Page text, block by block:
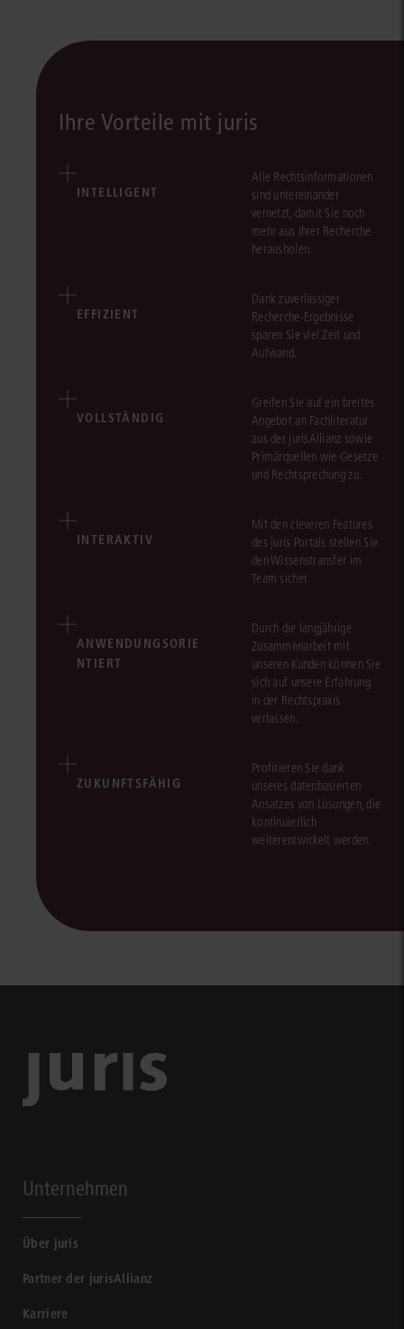
Ihre Vorteile mit juris
INTELLIGENT
Alle Rechtsinformationen
sind untereinander
vernetzt, damit Sie noch
mehr aus Ihrer Recherche
herausholen.
EFFIZIENT
Dank zuverlässiger
Recherche-Ergebnisse
sparen Sie viel Zeit und
Aufwand.
VOLLSTÄNDIG
Greifen Sie auf ein breites
Angebot an Fachliteratur
aus der jurisAllianz sowie
Primärquellen wie Gesetze
und Rechtsprechung zu.
INTERAKTIV
Mit den cleveren Features
des juris Portals stellen Sie
den Wissenstransfer im
Team sicher.
ANWENDUNGSORIE
NTIERT
Durch die langjährige
Zusammenarbeit mit
unseren Kunden können Sie
sich auf unsere Erfahrung
in der Rechtspraxis
verlassen.
ZUKUNFTSFÄHIG
Profitieren Sie dank
unseres datenbasierten
Ansatzes von Lösungen, die
kontinuierlich
weiterentwickelt werden.
Unternehmen
Über juris
Partner der jurisAllianz
Karriere